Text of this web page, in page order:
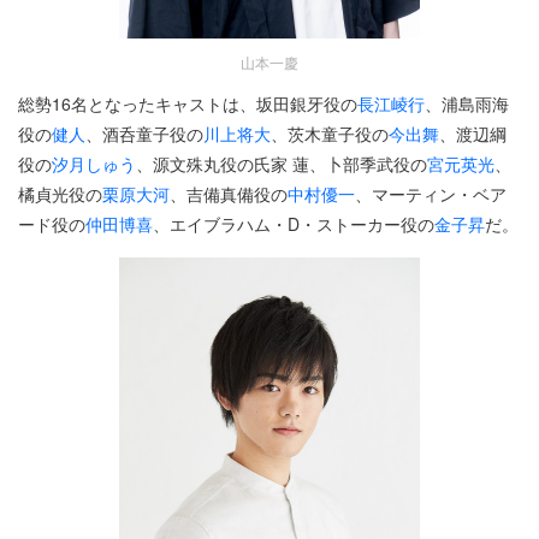
山本一慶
総勢16名となったキャストは、坂田銀牙役の長江崚行 、浦島雨海
役の健人 、酒呑童子役の川上将大 、茨木童子役の今出舞 、渡辺綱
役の汐月しゅう 、源文殊丸役の氏家 蓮、卜部季武役の宮元英光
橘貞光役の栗原大河 、吉備真備役の中村優一 、マーティン・ベア
ード役の仲田博喜 、エイブラハム・D・ストーカー役の金子昇だ。